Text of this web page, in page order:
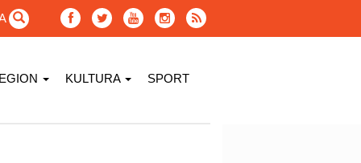
KULTURA SPORT